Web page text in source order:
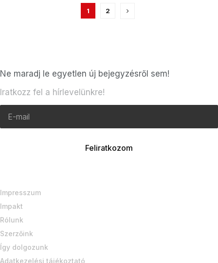
1 2
Ne maradj le egyetlen új bejegyzésről sem!
Iratkozz fel a hírlevelünkre!
Impresszum
Impakt
Rólunk
Szerzőink
Így dolgozunk
Adatkezelési tájékoztató